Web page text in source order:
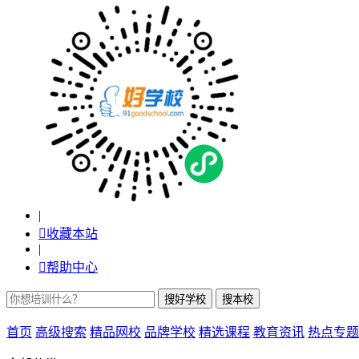
|
收藏本站
|
帮助中心
首页 高级搜索 精品网校 品牌学校 精选课程 教育资讯 热点专题